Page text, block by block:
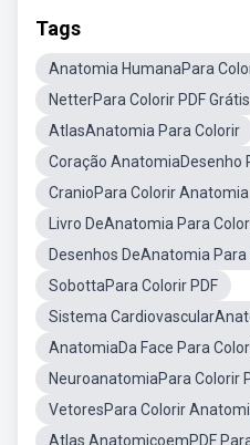
Tags
Anatomia HumanaPara
NetterPara Colorir PDF Grátis
AtlasAnatomia Para Colorir
Coração AnatomiaDesenho
CranioPara Colorir Anatomia
Livro DeAnatomia Para
Desenhos DeAnatomia Para
SobottaPara Colorir PDF
Sistema
AnatomiaDa Face Para
NeuroanatomiaPara Colorir
VetoresPara Colorir
Atlas AnatomicoemPDF